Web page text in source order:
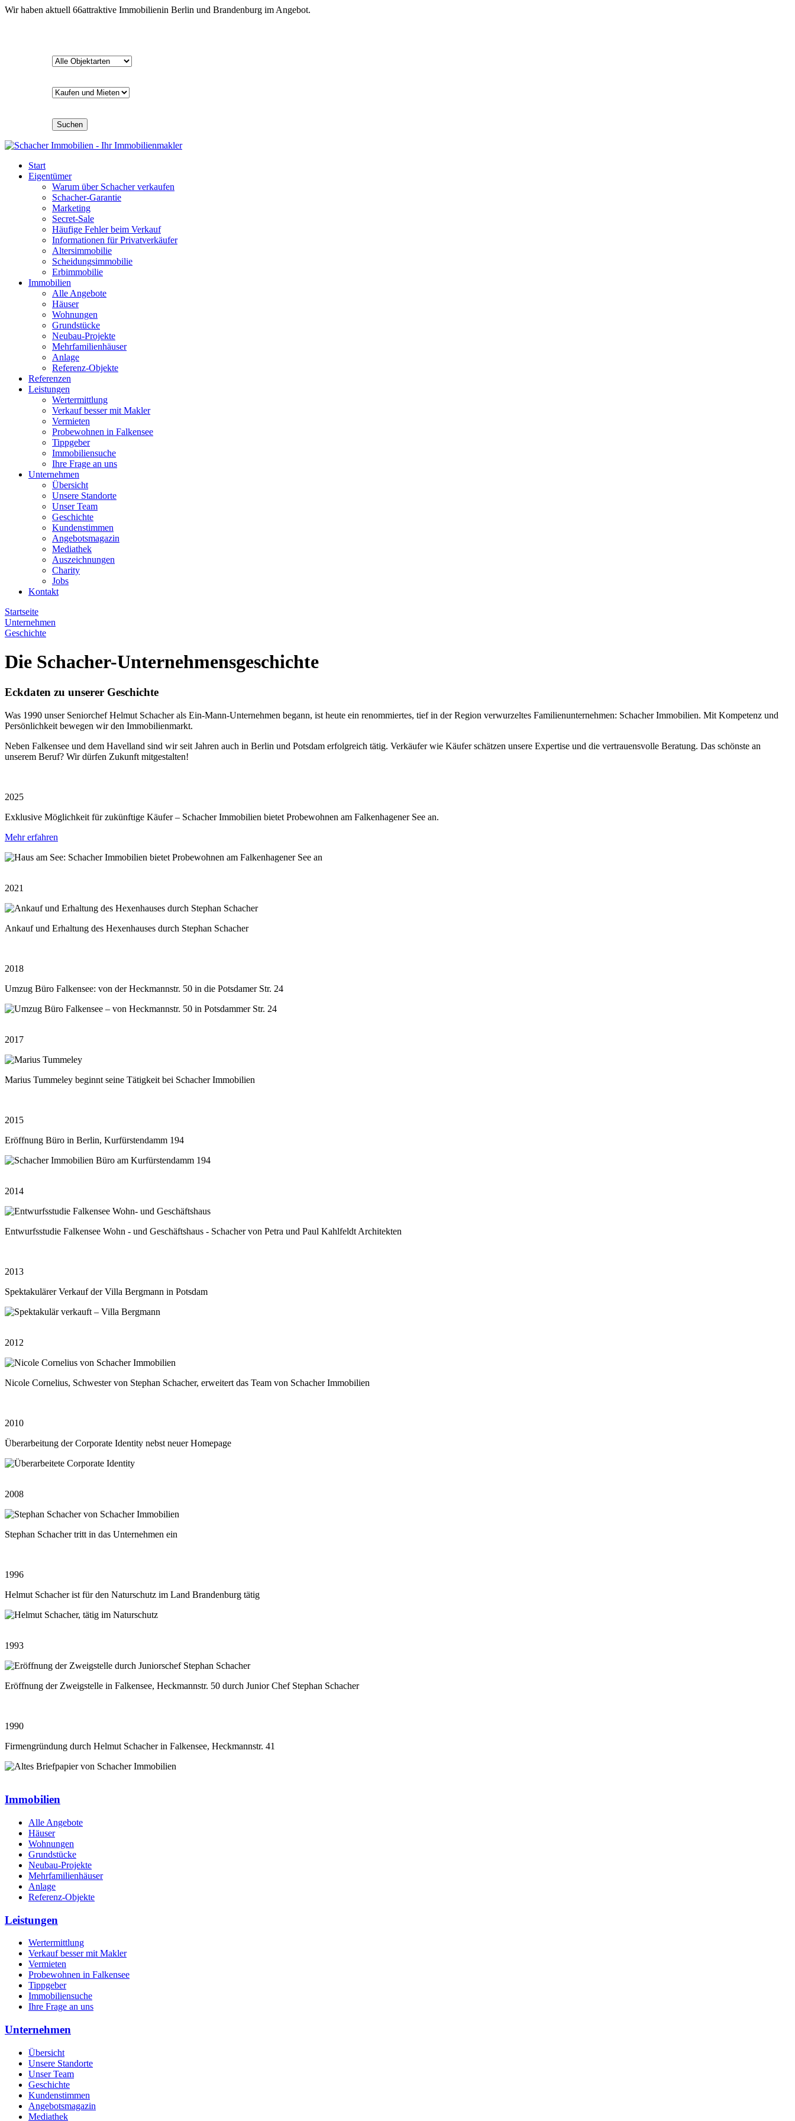
Wir haben aktuell 66attraktive Immobilienin Berlin und Brandenburg im Angebot.
Suchen
Start
Eigentümer
Warum über Schacher verkaufen
Schacher-Garantie
Marketing
Secret-Sale
Häufige Fehler beim Verkauf
Informationen für Privatverkäufer
Altersimmobilie
Scheidungsimmobilie
Erbimmobilie
Immobilien
Alle Angebote
Häuser
Wohnungen
Grundstücke
Neubau-Projekte
Mehrfamilienhäuser
Anlage
Referenz-Objekte
Referenzen
Leistungen
Wertermittlung
Verkauf besser mit Makler
Vermieten
Probewohnen in Falkensee
Tippgeber
Immobiliensuche
Ihre Frage an uns
Unternehmen
Übersicht
Unsere Standorte
Unser Team
Geschichte
Kundenstimmen
Angebotsmagazin
Mediathek
Auszeichnungen
Charity
Jobs
Kontakt
Startseite
Unternehmen
Geschichte
Die Schacher-Unternehmensgeschichte
Eckdaten zu unserer Geschichte
Was 1990 unser Seniorchef Helmut Schacher als Ein-Mann-Unternehmen begann, ist heute ein renommiertes, tief in der Region verwurzeltes Familienunternehmen: Schacher Immobilien. Mit Kompetenz und
Persönlichkeit bewegen wir den Immobilienmarkt.
Neben Falkensee und dem Havelland sind wir seit Jahren auch in Berlin und Potsdam erfolgreich tätig. Verkäufer wie Käufer schätzen unsere Expertise und die vertrauensvolle Beratung. Das schönste an
unserem Beruf? Wir dürfen Zukunft mitgestalten!
2025
Exklusive Möglichkeit für zukünftige Käufer – Schacher Immobilien bietet Probewohnen am Falkenhagener See an.
Mehr erfahren
2021
Ankauf und Erhaltung des Hexenhauses durch Stephan Schacher
2018
Umzug Büro Falkensee: von der Heckmannstr. 50 in die Potsdamer Str. 24
2017
Marius Tummeley beginnt seine Tätigkeit bei Schacher Immobilien
2015
Eröffnung Büro in Berlin, Kurfürstendamm 194
2014
Entwurfsstudie Falkensee Wohn - und Geschäftshaus - Schacher von Petra und Paul Kahlfeldt Architekten
2013
Spektakulärer Verkauf der Villa Bergmann in Potsdam
2012
Nicole Cornelius, Schwester von Stephan Schacher, erweitert das Team von Schacher Immobilien
2010
Überarbeitung der Corporate Identity nebst neuer Homepage
2008
Stephan Schacher tritt in das Unternehmen ein
1996
Helmut Schacher ist für den Naturschutz im Land Brandenburg tätig
1993
Eröffnung der Zweigstelle in Falkensee, Heckmannstr. 50 durch Junior Chef Stephan Schacher
1990
Firmengründung durch Helmut Schacher in Falkensee, Heckmannstr. 41
Immobilien
Alle Angebote
Häuser
Wohnungen
Grundstücke
Neubau-Projekte
Mehrfamilienhäuser
Anlage
Referenz-Objekte
Leistungen
Wertermittlung
Verkauf besser mit Makler
Vermieten
Probewohnen in Falkensee
Tippgeber
Immobiliensuche
Ihre Frage an uns
Unternehmen
Übersicht
Unsere Standorte
Unser Team
Geschichte
Kundenstimmen
Angebotsmagazin
Mediathek